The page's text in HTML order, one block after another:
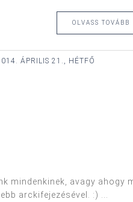
OLVASS TOVÁBB
ÁPRILIS 21., HÉTFŐ
mindenkinek, avagy ahogy
arckifejezésével. :) ...